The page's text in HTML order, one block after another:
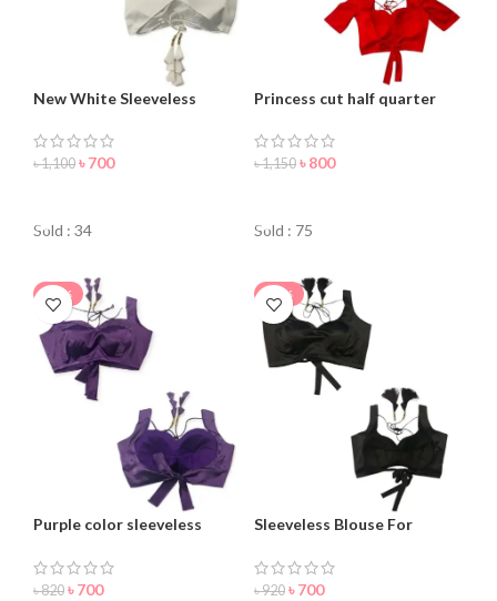
New White Sleeveless
৳1,100 ৳700
Sold : 34
Princess cut half quarter
৳1,150 ৳800
Sold : 75
-15%
Purple color sleeveless
৳820 ৳700
-24%
Sleeveless Blouse For
৳920 ৳700